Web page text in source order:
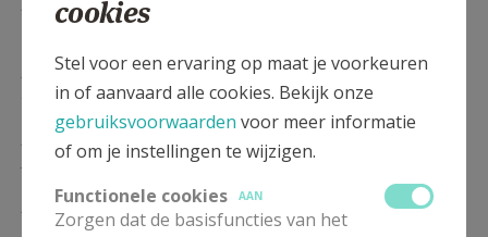
16/01
17.00 Eucharistie
30/01
17.00
06/02
17.00 Eucharistie
cookies
Stel voor een ervaring op maat je voorkeuren
in of aanvaard alle cookies. Bekijk onze
gebruiksvoorwaarden voor meer informatie
of om je instellingen te wijzigen.
Functionele cookies
AAN
Zorgen dat de basisfuncties van het